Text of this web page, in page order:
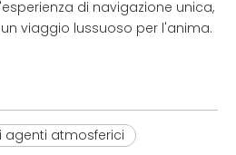
di navigazione unica,
viaggio lussuoso per l'anima.
agenti atmosferici